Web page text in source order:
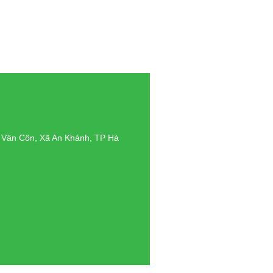
Côn, Xã An Khánh, TP Hà